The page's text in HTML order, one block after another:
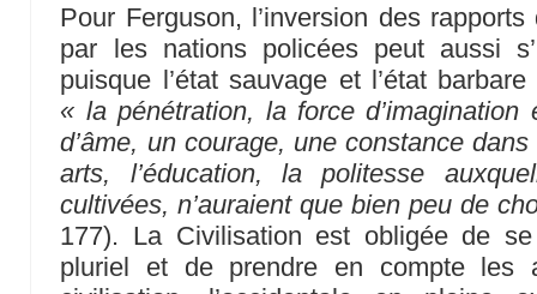
Pour Ferguson, l’inversion des
par les nations policées peut aussi
puisque l’état sauvage et l’état
« la pénétration, la force d’imagination
d’âme, un courage, une constance
arts, l’éducation, la politesse
cultivées, n’auraient que bien peu de
177). La Civilisation est obligée de
pluriel et de prendre en compte les